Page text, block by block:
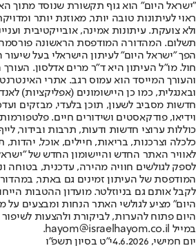
"ישראל היום" הוא גוף תקשורת שנוסד מתוך
ראוי לעיתונות טובה יותר, מאוזנת יותר
ולא צועקת. עיתונות אמינה, אובייקטיבית
הפך "ישראל היום" לעיתון הישראלי בעל
חול. מו"ל העיתון היא ד"ר מרים אדלסון.
והעורך המייסד הוא עמוס רגב. אתרי
חדשות מסביב לשעון, תוכן בלעדי, מבזקים
וידיאו, פודקאסטים ושידורים חיים.
כוללות ערוצי חדשות ודעות, תרבות ובידור,
לאוויר האתר החדש והיישומון החדש של
לספק לגולשים חוויה מהירה, עדכנית, בטוחה
המודפסת של העיתון זמינים גם באתר,
לקבל אותם גם בניוזלטר. מועדון ההטבות
היום" מציע לגולשי האתר הנחות ומבצעים על
היום פתוח להערות, לביקורת ולהצעות
במייל hayom@israelhayom.co.il.
יום חמישי, 4.6.2026
י"ט בסיון תשפ"ו